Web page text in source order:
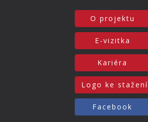
O projektu
E-vizitka
Kariéra
Logo ke stažení
Facebook